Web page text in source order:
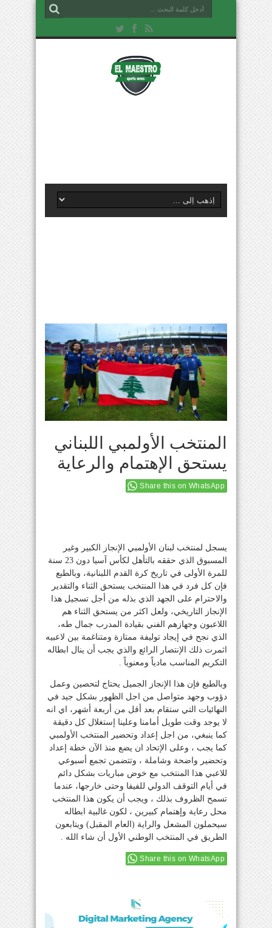
المنتخب الأولمبي اللبناني
يستحق الإهتمام والرعاية
Share this on WhatsApp
يسجل لمنتخب لبنان الأولمبي الإنجاز الكبير وغير
المسبوق الذي حققه بالتأهل لكأس آسيا دون 23 سنة
للمرة الأولى في تاريخ كرة القدم اللبنانية، وبالطبع
فإن كل فرد في هذا المنتخب يستحق الثناء والتقدير
والاحترام على الجهد الذي بذله من أجل تسجيل هذا
الإنجاز التاريخي، ولعل اكثر من يستحق الثناء هم
اللاعبون وجهازهم الفني بقيادة المدرب جمال طه،
الذي نجح في إيجاد توليفة ممتازة ومتناغمة بين لاعبيه
اثمرت ذلك الإنتصار الرائع والذي يجب أن ينال ابطاله
التكريم المناسب مادياً ومعنوياً .
وبالطبع فإن هذا الإنجاز الجميل يحتاج لتحصين وعمل
دؤوب وجهد متواصل من اجل الظهور بشكل جيد في
النهائيات التي ستقام بعد أقل من أربعة أشهر، اي انه
لا يوجد وقت طويل أمامنا وعلينا إستغلال كل دقيقة
كما ينبغي، من اجل إعداد وتحضير المنتخب الأولمبي
كما يجب ، وعلى الإتحاد ان يضع منذ الآن خطة إعداد
وتحضير واضحة وشاملة ، وتتضمن تجمع أسبوعي
للاعبي هذا المنتخب مع خوض مباريات بشكل دائم
في أيام التوقف الدولي للفيفا وحتى خارجها، عندما
تسمح الظروف بذلك ، ويجب أن يكون هذا المنتخب
محل رعاية وإهتمام كبيرين ، لكون غالبية ابطاله
سيحملون المشعل والراية (العام المقبل) ويتابعون
الطريق في المنتخب الوطني الأول أن شاء الله .
Share this on WhatsApp